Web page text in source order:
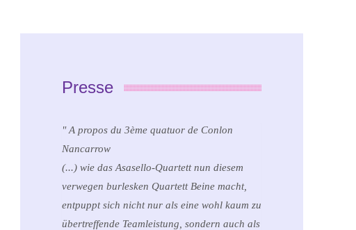
Presse
A propos du 3ème quatuor de Conlon
Nancarrow
(...) wie das Asasello-Quartett nun diesem
verwegen burlesken Quartett Beine macht,
entpuppt sich nicht nur als eine wohl kaum zu
übertreffende Teamleistung, sondern auch als
A propos d’Ernest Bloch
Auparavant, le Quatuor Asasello avait
démontré dans 3 Paysages pour quatuor à
cordes du même compositeur sa musicalité et
son art du coloris.